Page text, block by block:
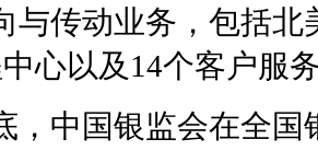
与传动业务，包括
心以及14个客户服
，中国银监会在全